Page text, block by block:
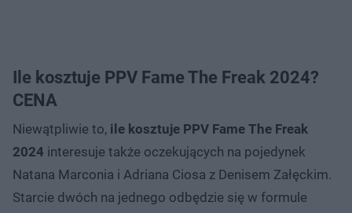
Ile kosztuje PPV Fame The Freak 2024?
CENA
Niewątpliwie to, ile kosztuje PPV Fame The Freak
2024 interesuje także oczekujących na pojedynek
Natana Marconia i Adriana Ciosa z Denisem Załęckim.
Starcie dwóch na jednego odbędzie się w formule